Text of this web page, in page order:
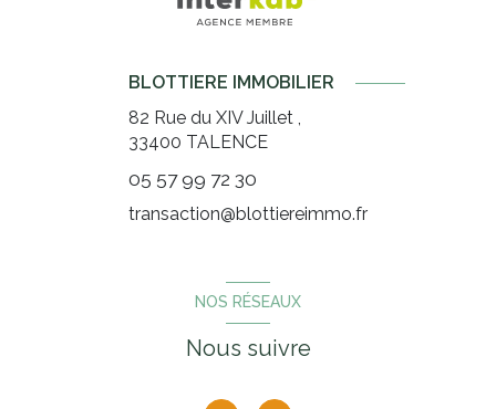
BLOTTIERE IMMOBILIER
82 Rue du XIV Juillet ,
33400 TALENCE
05 57 99 72 30
transaction@blottiereimmo.fr
NOS RÉSEAUX
Nous suivre